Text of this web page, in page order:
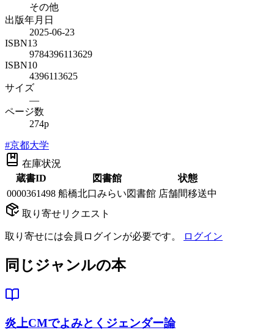
その他
出版年月日
2025-06-23
ISBN13
9784396113629
ISBN10
4396113625
サイズ
—
ページ数
274p
#京都大学
在庫状況
蔵書ID
図書館
状態
0000361498 船橋北口みらい図書館 店舗間移送中
取り寄せリクエスト
取り寄せには会員ログインが必要です。 ログイン
同じジャンルの本
炎上CMでよみとくジェンダー論